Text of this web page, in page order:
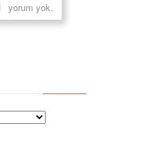
yorum yok.